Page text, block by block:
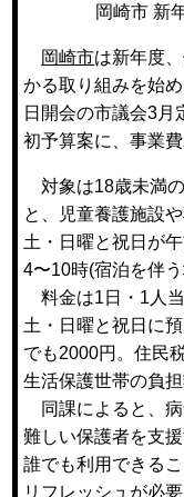
岡崎市 新
岡崎市は新年度
かる取り組みを始
日開会の市議会3月
初予算案に、事業
対象は18歳未満
と、児童養護施設
土・日曜と祝日が
4〜10時(宿泊を伴
料金は1日・1人
土・日曜と祝日に
でも2000円。住民
生活保護世帯の負担
同課によると、
難しい保護者を支
誰でも利用できる
リフレッシュが必